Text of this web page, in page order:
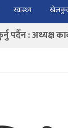
स्वास्थ्य
ल्याइए
पर्दैन : अध्यक्ष